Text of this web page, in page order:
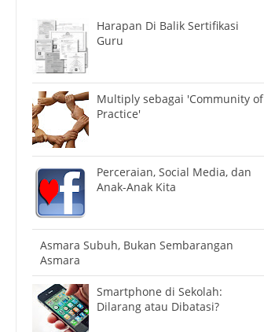
Harapan Di Balik Sertifikasi
Guru
Multiply sebagai 'Community of
Practice'
Perceraian, Social Media, dan
Anak-Anak Kita
Asmara Subuh, Bukan Sembarangan
Asmara
Smartphone di Sekolah:
Dilarang atau Dibatasi?